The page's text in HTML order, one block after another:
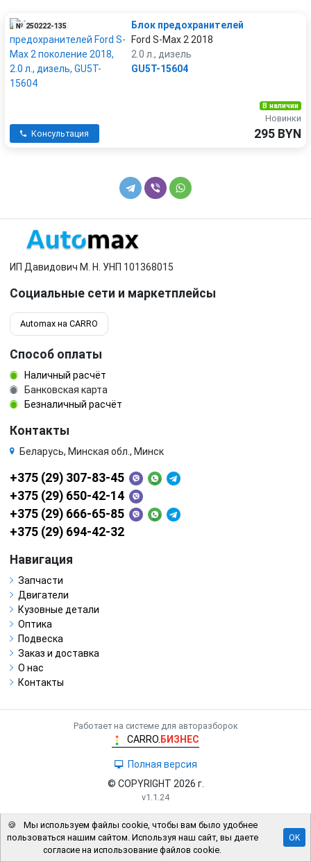
№ 250222-135
Блок предохранителей
Ford S-Max 2 2018
2.0 л., дизель
GU5T-15604
Консультация
В наличии
Новинки
295 BYN
ИП Давидович М. Н. УНП 101368015
Социальные сети и маркетплейсы
Automax на CARRO
Способ оплаты
Наличный расчёт
Банковская карта
Безналичный расчёт
Контакты
Беларусь, Минская обл., Минск
+375 (29) 307-83-45
+375 (29) 650-42-14
+375 (29) 666-65-85
+375 (29) 694-42-32
Навигация
Запчасти
Двигатели
Кузовные детали
Оптика
Подвеска
Заказ и доставка
О нас
Контакты
Работает на системе для авторазборок
CARRO. БИЗНЕС
Полная версия
© COPYRIGHT 2026 г.
v1.1.24
🍪
Мы используем файлы cookie, чтобы вам было удобнее
пользоваться нашим сайтом. Используя наш сайт, вы даете
согласие на использование файлов cookie.
OK